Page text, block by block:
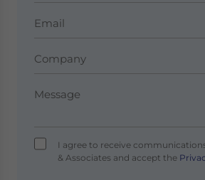
I agree to receive
& Associates and accept the